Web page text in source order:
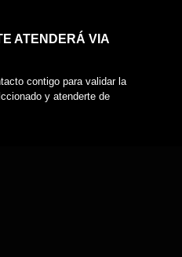
ATENDERÁ VIA
contigo para validar la
y atenderte de